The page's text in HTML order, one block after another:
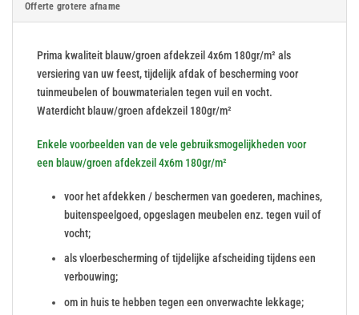
Offerte grotere afname
Prima kwaliteit blauw/groen afdekzeil 4x6m 180gr/m² als
versiering van uw feest, tijdelijk afdak of bescherming voor
tuinmeubelen of bouwmaterialen tegen vuil en vocht.
Waterdicht blauw/groen afdekzeil 180gr/m²
Enkele voorbeelden van de vele gebruiksmogelijkheden voor
een blauw/groen afdekzeil 4x6m 180gr/m²
voor het afdekken / beschermen van goederen, machines,
buitenspeelgoed, opgeslagen meubelen enz. tegen vuil of
vocht;
als vloerbescherming of tijdelijke afscheiding tijdens een
verbouwing;
om in huis te hebben tegen een onverwachte lekkage;